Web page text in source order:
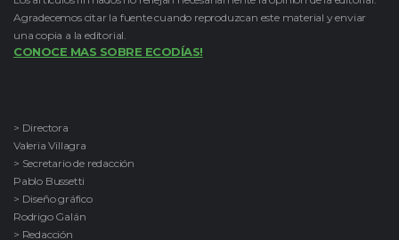
Agradecemos citar la fuente cuando reproduzcan este material y enviar
una copia a la editorial.
CONOCE MAS SOBRE ECODÍAS!
> Directora
Valeria Villagra
> Secretario de redacción
Pablo Bussetti
> Diseño gráfico
Rodrigo Galán
> Redacción